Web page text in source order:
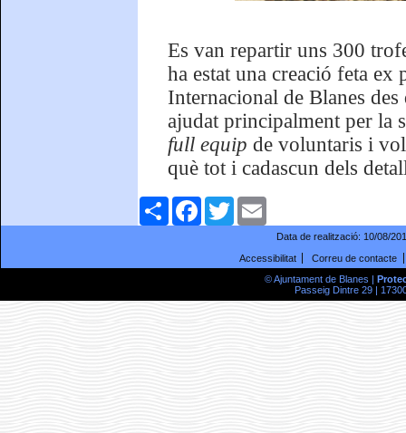
Es van repartir uns 300
ha estat una creació feta ex
Internacional de Blanes
ajudat principalment per la
full equip de voluntaris i
què tot i cadascun dels
ComparteixFacebookTwitter
Data de realització: 10/08/
Accessibilitat
Correu de contacte
© Ajuntament de Blanes |
Passeig Dintre 29 |